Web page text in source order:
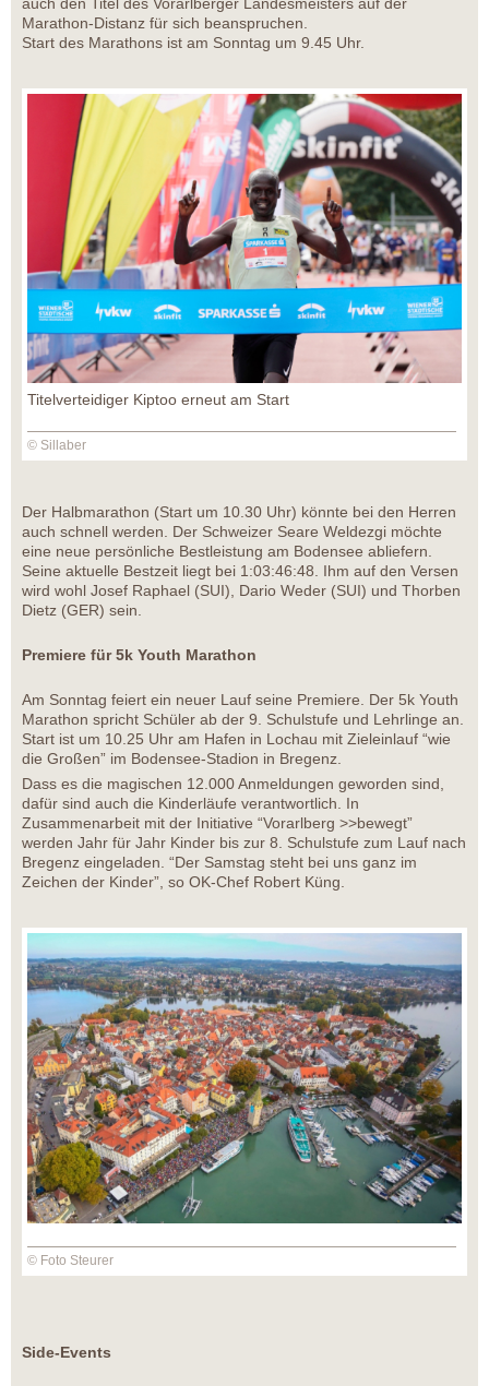
Marathon-Distanz für sich beanspruchen.
Start des Marathons ist am Sonntag um 9.45 Uhr.
Titelverteidiger Kiptoo erneut am Start
© Sillaber
Der Halbmarathon (Start um 10.30 Uhr) könnte bei den Herren
auch schnell werden. Der Schweizer Seare Weldezgi möchte
eine neue persönliche Bestleistung am Bodensee abliefern.
Seine aktuelle Bestzeit liegt bei 1:03:46:48. Ihm auf den Versen
wird wohl Josef Raphael (SUI), Dario Weder (SUI) und Thorben
Dietz (GER) sein.
Premiere für 5k Youth Marathon
Am Sonntag feiert ein neuer Lauf seine Premiere. Der 5k Youth
Marathon spricht Schüler ab der 9. Schulstufe und Lehrlinge an.
Start ist um 10.25 Uhr am Hafen in Lochau mit Zieleinlauf “wie
die Großen” im Bodensee-Stadion in Bregenz.
Dass es die magischen 12.000 Anmeldungen geworden sind,
dafür sind auch die Kinderläufe verantwortlich. In
Zusammenarbeit mit der Initiative “Vorarlberg >>bewegt”
werden Jahr für Jahr Kinder bis zur 8. Schulstufe zum Lauf nach
Bregenz eingeladen. “Der Samstag steht bei uns ganz im
Zeichen der Kinder”, so OK-Chef Robert Küng.
© Foto Steurer
Side-Events